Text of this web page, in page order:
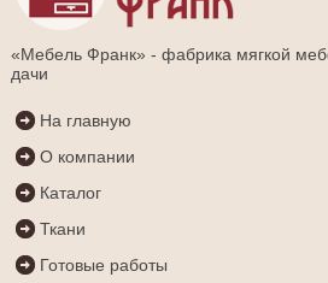
«Мебель Франк» - фабрика мягкой
дачи
На главную
О компании
Каталог
Ткани
Готовые работы